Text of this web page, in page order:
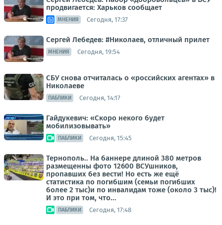
продвигается: Харьков сообщает
МНЕНИЯ Сегодня, 17:37
Сергей Лебедев: #Николаев, отличный прилет
МНЕНИЯ Сегодня, 19:54
СБУ снова отчиталась о «российских агентах» в
Николаеве
ПАБЛИКИ Сегодня, 14:17
Гайдукевич: «Скоро некого будет
мобилизовывать»
ПАБЛИКИ Сегодня, 15:45
Тернополь.. На баннере длиной 380 метров
размещенны фото 12600 ВСУшников,
пропавших без вести! Но есть же ещё
статистика по погибшим (семьи погибших
более 2 тыс)и по инвалидам тоже (около 3 тыс)!
И это при том, что...
ПАБЛИКИ Сегодня, 17:48